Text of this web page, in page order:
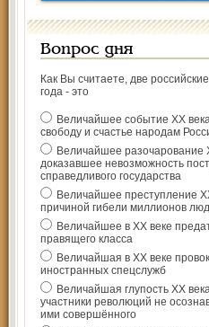
Вопрос дня
Как Вы считаете, две
года - это
Величайшее событие ХХ
свободу и счастье народам
Величайшее разочарование
доказавшее невозможность
справедливого государства
Величайшее преступление
причиной гибели миллионов
Величайшее в ХХ веке
правящего класса
Величайшая в ХХ веке
иностранных спецслужб
Величайшая глупость ХХ
участники революций не
ими совершённого